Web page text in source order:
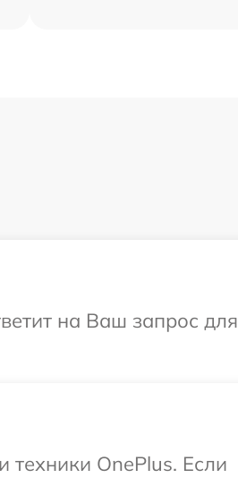
на Ваш запрос для
OnePlus. Если